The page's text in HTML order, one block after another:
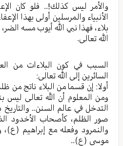
والأمر ليس كذلك!.. فلو كان
الأنبياء والمرسلين أولى بهذا
بلاء، فهذا نبي الله أيوب مسه
الله تعالى.
السبب في كون البلاءات من
السائرين إلى الله تعالى:
أولا: إن قسما من البلاء ناتج من
ومن المعلوم أن الله تعالى ليس
التدخل في عالم السنن..
صور الظلم، كأصحاب الأخدود
والنمرود وفعله مع إبراهيم
موسى (ع)..